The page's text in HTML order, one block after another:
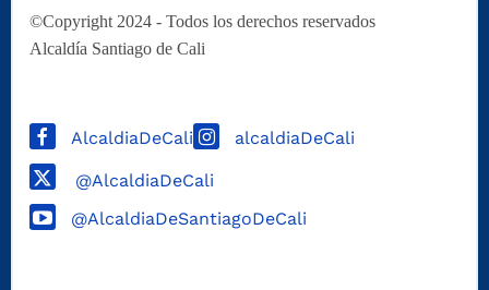
©Copyright 2024 - Todos los derechos reservados
Alcaldía Santiago de Cali
AlcaldiaDeCali alcaldiaDeCali
@AlcaldiaDeCali
@AlcaldiaDeSantiagoDeCali